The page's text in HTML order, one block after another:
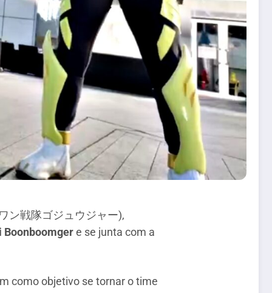
ン戦隊ゴジュウジャー),
Boonboomgere se junta com a
como objetivo se tornar o time